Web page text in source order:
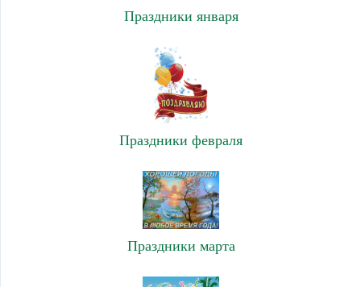
Праздники января
Праздники февраля
Праздники марта